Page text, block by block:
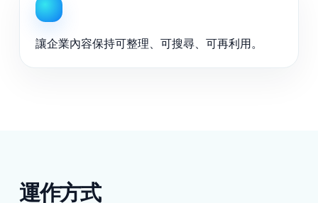
讓企業內容保持可整理、可搜尋、可再利用。
運作方式